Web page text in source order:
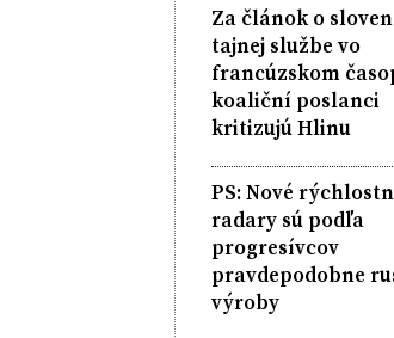
Za článok o
tajnej službe vo
francúzskom
koaliční poslanci
kritizujú Hlinu
PS: Nové
radary sú podľa
progresívcov
pravdepodobne
výroby